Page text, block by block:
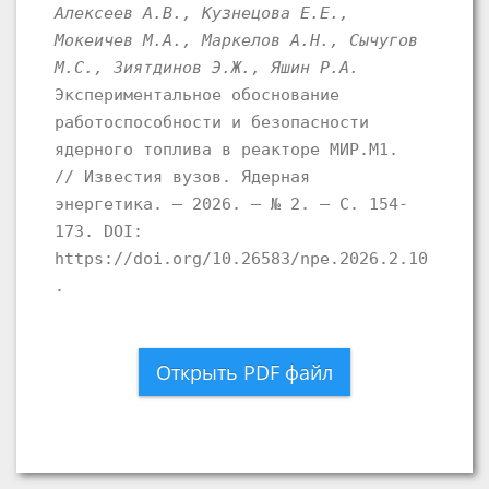
Алексеев А.В., Кузнецова Е.Е.,
Мокеичев М.А., Маркелов А.Н., Сычугов
М.С., Зиятдинов Э.Ж., Яшин Р.А.
Экспериментальное обоснование
работоспособности и безопасности
ядерного топлива в реакторе МИР.М1.
// Известия вузов. Ядерная
энергетика. – 2026. – № 2. – С. 154-
173. DOI:
https://doi.org/10.26583/npe.2026.2.10
.
Открыть PDF файл